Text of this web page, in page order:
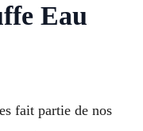
Eau
fait partie de nos